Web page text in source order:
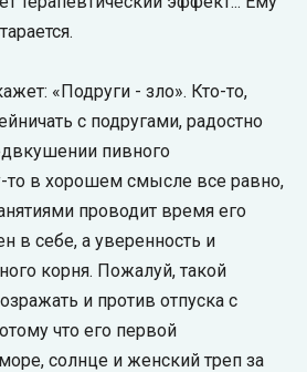
«Подруги - зло». Кто-то,
с подругами, радостно
пивного
в хорошем смысле все равно,
проводит время его
в себе, а уверенность и
корня. Пожалуй, такой
и против отпуска с
что его первой
солнце и женский треп за